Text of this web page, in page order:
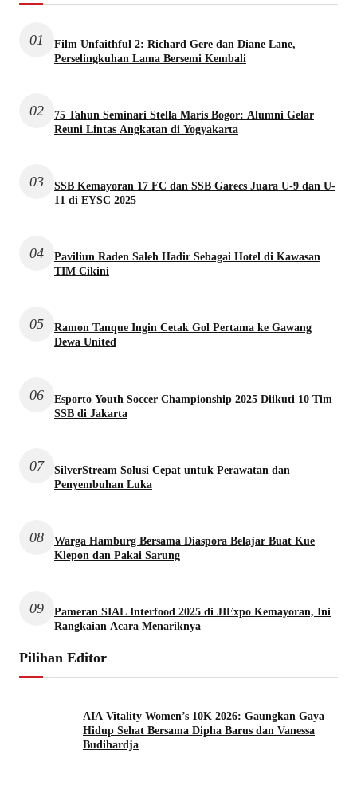
01
Film Unfaithful 2: Richard Gere dan Diane Lane,
Perselingkuhan Lama Bersemi Kembali
02
75 Tahun Seminari Stella Maris Bogor: Alumni Gelar
Reuni Lintas Angkatan di Yogyakarta
03
SSB Kemayoran 17 FC dan SSB Garecs Juara U-9 dan U-
11 di EYSC 2025
04
Paviliun Raden Saleh Hadir Sebagai Hotel di Kawasan
TIM Cikini
05
Ramon Tanque Ingin Cetak Gol Pertama ke Gawang
Dewa United
06
Esporto Youth Soccer Championship 2025 Diikuti 10 Tim
SSB di Jakarta
07
SilverStream Solusi Cepat untuk Perawatan dan
Penyembuhan Luka
08
Warga Hamburg Bersama Diaspora Belajar Buat Kue
Klepon dan Pakai Sarung
09
Pameran SIAL Interfood 2025 di JIExpo Kemayoran, Ini
Rangkaian Acara Menariknya
Pilihan Editor
AIA Vitality Women’s 10K 2026: Gaungkan Gaya
Hidup Sehat Bersama Dipha Barus dan Vanessa
Budihardja